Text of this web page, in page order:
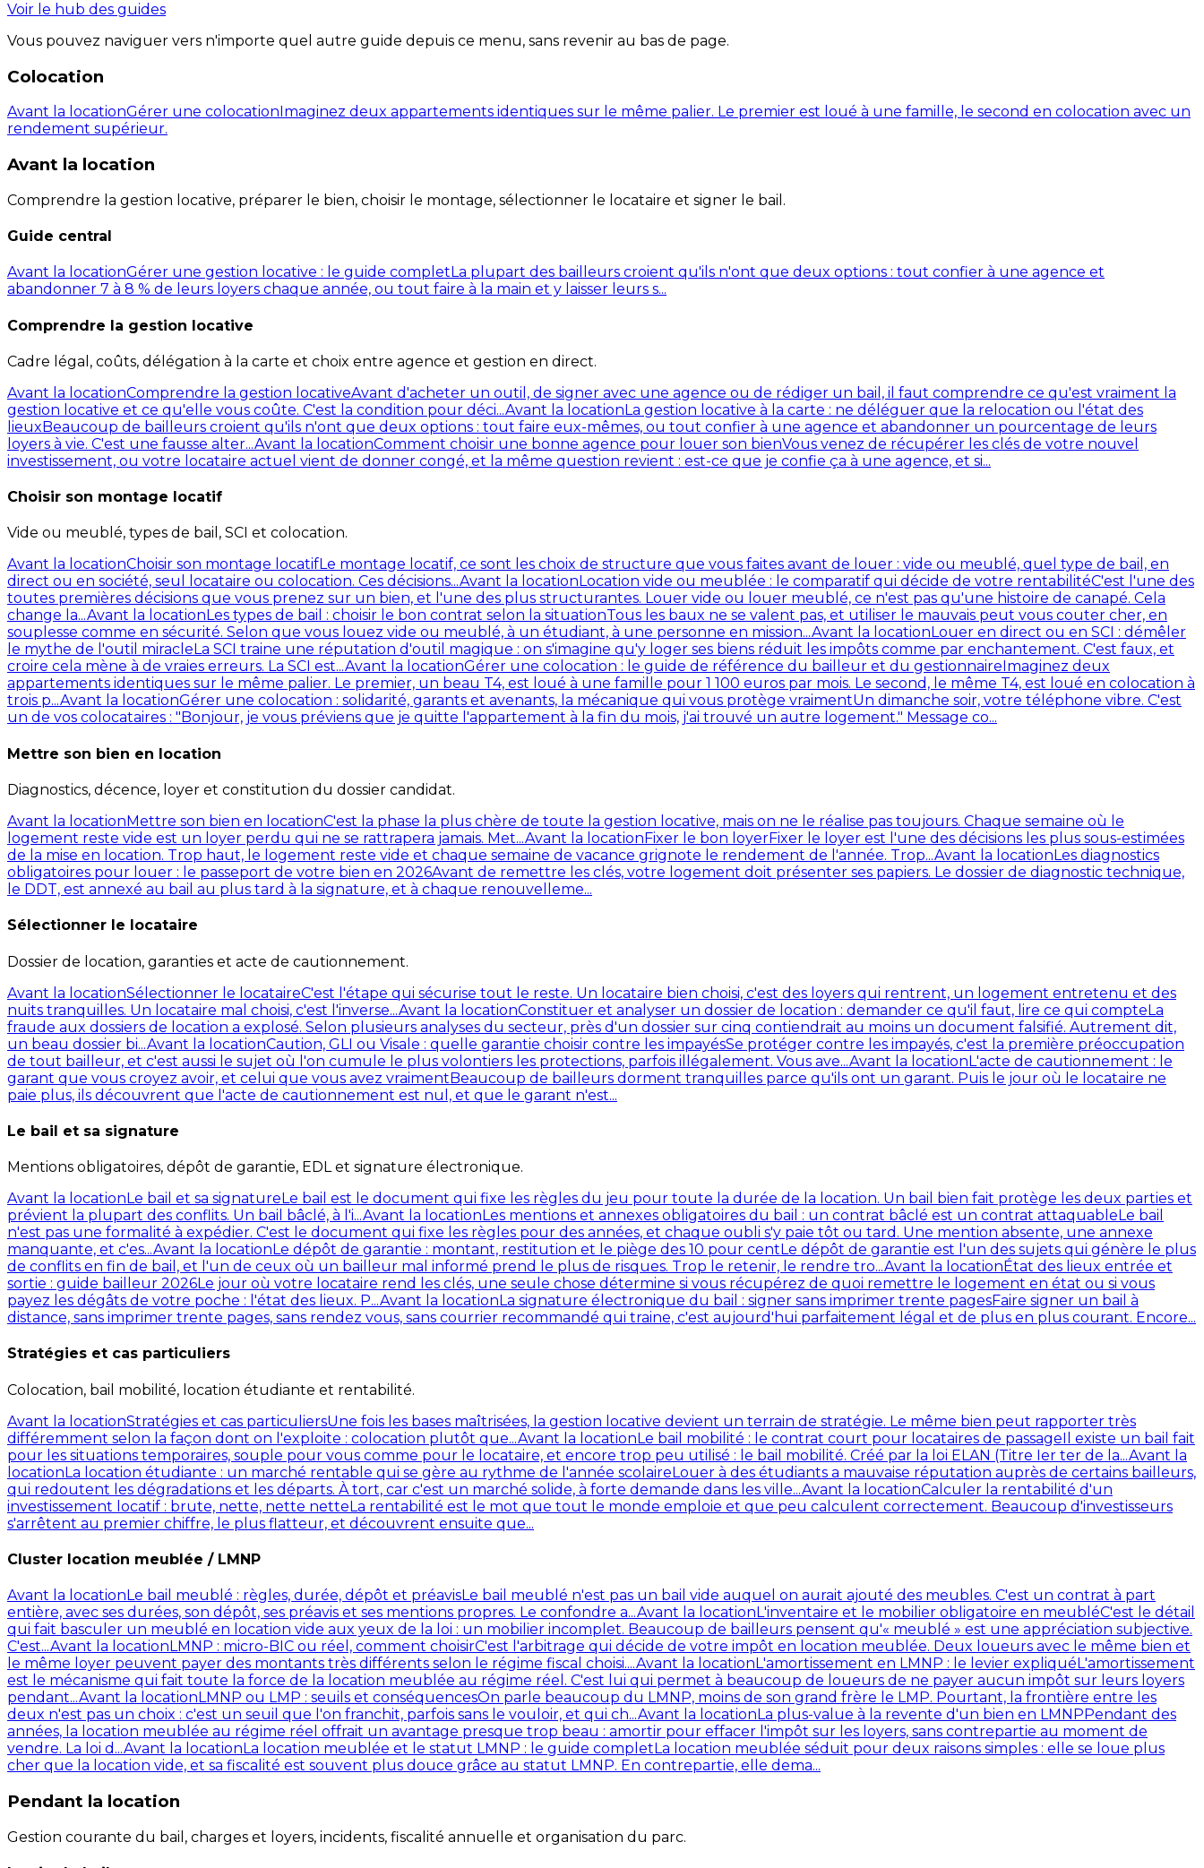
Voir le hub des guides
Vous pouvez naviguer vers n'importe quel autre guide depuis ce menu, sans revenir au bas de page.
Colocation
Avant la locationGérer une colocation Imaginez deux appartements identiques sur le même palier. Le premier est loué à une famille, le second en colocation avec un
rendement supérieur.
Avant la location
Comprendre la gestion locative, préparer le bien, choisir le montage, sélectionner le locataire et signer le bail.
Guide central
Avant la locationGérer une gestion locative : le guide complet La plupart des bailleurs croient qu'ils n'ont que deux options : tout confier à une agence et
abandonner 7 à 8 % de leurs loyers chaque année, ou tout faire à la main et y laisser leurs s...
Comprendre la gestion locative
Cadre légal, coûts, délégation à la carte et choix entre agence et gestion en direct.
Avant la locationComprendre la gestion locativeAvant d'acheter un outil, de signer avec une agence ou de rédiger un bail, il faut comprendre ce qu'est vraiment la
gestion locative et ce qu'elle vous coûte. C'est la condition pour déci...Avant la locationLa gestion locative à la carte : ne déléguer que la relocation ou l'état des
lieuxBeaucoup de bailleurs croient qu'ils n'ont que deux options : tout faire eux-mêmes, ou tout confier à une agence et abandonner un pourcentage de leurs
loyers à vie. C'est une fausse alter...Avant la locationComment choisir une bonne agence pour louer son bienVous venez de récupérer les clés de votre nouvel
investissement, ou votre locataire actuel vient de donner congé, et la même question revient : est-ce que je confie ça à une agence, et si...
Choisir son montage locatif
Vide ou meublé, types de bail, SCI et colocation.
Avant la locationChoisir son montage locatifLe montage locatif, ce sont les choix de structure que vous faites avant de louer : vide ou meublé, quel type de bail, en
direct ou en société, seul locataire ou colocation. Ces décisions...Avant la location Location vide ou meublée : le comparatif qui décide de votre rentabilitéC'est l'une des
toutes premières décisions que vous prenez sur un bien, et l'une des plus structurantes. Louer vide ou louer meublé, ce n'est pas qu'une histoire de canapé. Cela
change la...Avant la location Les types de bail : choisir le bon contrat selon la situationTous les baux ne se valent pas, et utiliser le mauvais peut vous couter cher, en
souplesse comme en sécurité. Selon que vous louez vide ou meublé, à un étudiant, à une personne en mission...Avant la location Louer en direct ou en SCI : démêler
le mythe de l'outil miracle La SCI traine une réputation d'outil magique : on s'imagine qu'y loger ses biens réduit les impôts comme par enchantement. C'est faux, et
croire cela mène à de vraies erreurs. La SCI est...Avant la locationGérer une colocation : le guide de référence du bailleur et du gestionnaire Imaginez deux
appartements identiques sur le même palier. Le premier, un beau T4, est loué à une famille pour 1 100 euros par mois. Le second, le même T4, est loué en colocation à
trois p...Avant la locationGérer une colocation : solidarité, garants et avenants, la mécanique qui vous protège vraimentUn dimanche soir, votre téléphone vibre. C'est
un de vos colocataires : "Bonjour, je vous préviens que je quitte l'appartement à la fin du mois, j'ai trouvé un autre logement." Message co...
Mettre son bien en location
Diagnostics, décence, loyer et constitution du dossier candidat.
Avant la locationMettre son bien en locationC'est la phase la plus chère de toute la gestion locative, mais on ne le réalise pas toujours. Chaque semaine où le
logement reste vide est un loyer perdu qui ne se rattrapera jamais. Met...Avant la locationFixer le bon loyerFixer le loyer est l'une des décisions les plus sous-estimées
de la mise en location. Trop haut, le logement reste vide et chaque semaine de vacance grignote le rendement de l'année. Trop...Avant la locationLes diagnostics
obligatoires pour louer : le passeport de votre bien en 2026Avant de remettre les clés, votre logement doit présenter ses papiers. Le dossier de diagnostic technique,
le DDT, est annexé au bail au plus tard à la signature, et à chaque renouvelleme...
Sélectionner le locataire
Dossier de location, garanties et acte de cautionnement.
Avant la locationSélectionner le locataireC'est l'étape qui sécurise tout le reste. Un locataire bien choisi, c'est des loyers qui rentrent, un logement entretenu et des
nuits tranquilles. Un locataire mal choisi, c'est l'inverse...Avant la locationConstituer et analyser un dossier de location : demander ce qu'il faut, lire ce qui compteLa
fraude aux dossiers de location a explosé. Selon plusieurs analyses du secteur, près d'un dossier sur cinq contiendrait au moins un document falsifié. Autrement dit,
un beau dossier bi...Avant la locationCaution, GLI ou Visale : quelle garantie choisir contre les impayésSe protéger contre les impayés, c'est la première préoccupation
de tout bailleur, et c'est aussi le sujet où l'on cumule le plus volontiers les protections, parfois illégalement. Vous ave...Avant la locationL'acte de cautionnement : le
garant que vous croyez avoir, et celui que vous avez vraimentBeaucoup de bailleurs dorment tranquilles parce qu'ils ont un garant. Puis le jour où le locataire ne
paie plus, ils découvrent que l'acte de cautionnement est nul, et que le garant n'est...
Le bail et sa signature
Mentions obligatoires, dépôt de garantie, EDL et signature électronique.
Avant la locationLe bail et sa signatureLe bail est le document qui fixe les règles du jeu pour toute la durée de la location. Un bail bien fait protège les deux parties et
prévient la plupart des conflits. Un bail bâclé, à l'i...Avant la locationLes mentions et annexes obligatoires du bail : un contrat bâclé est un contrat attaquableLe bail
n'est pas une formalité à expédier. C'est le document qui fixe les règles pour des années, et chaque oubli s'y paie tôt ou tard. Une mention absente, une annexe
manquante, et c'es...Avant la locationLe dépôt de garantie : montant, restitution et le piège des 10 pour centLe dépôt de garantie est l'un des sujets qui génère le plus
de conflits en fin de bail, et l'un de ceux où un bailleur mal informé prend le plus de risques. Trop le retenir, le rendre tro...Avant la locationÉtat des lieux entrée et
sortie : guide bailleur 2026Le jour où votre locataire rend les clés, une seule chose détermine si vous récupérez de quoi remettre le logement en état ou si vous
payez les dégâts de votre poche : l'état des lieux. P...Avant la locationLa signature électronique du bail : signer sans imprimer trente pagesFaire signer un bail à
distance, sans imprimer trente pages, sans rendez vous, sans courrier recommandé qui traine, c'est aujourd'hui parfaitement légal et de plus en plus courant. Encore...
Stratégies et cas particuliers
Colocation, bail mobilité, location étudiante et rentabilité.
Avant la locationStratégies et cas particuliersUne fois les bases maîtrisées, la gestion locative devient un terrain de stratégie. Le même bien peut rapporter très
différemment selon la façon dont on l'exploite : colocation plutôt que...Avant la locationLe bail mobilité : le contrat court pour locataires de passageIl existe un bail fait
pour les situations temporaires, souple pour vous comme pour le locataire, et encore trop peu utilisé : le bail mobilité. Créé par la loi ELAN (Titre Ier ter de la...Avant la
locationLa location étudiante : un marché rentable qui se gère au rythme de l'année scolaireLouer à des étudiants a mauvaise réputation auprès de certains bailleurs,
qui redoutent les dégradations et les départs. À tort, car c'est un marché solide, à forte demande dans les ville...Avant la locationCalculer la rentabilité d'un
investissement locatif : brute, nette, nette netteLa rentabilité est le mot que tout le monde emploie et que peu calculent correctement. Beaucoup d'investisseurs
s'arrêtent au premier chiffre, le plus flatteur, et découvrent ensuite que...
Cluster location meublée / LMNP
Avant la locationLe bail meublé : règles, durée, dépôt et préavisLe bail meublé n'est pas un bail vide auquel on aurait ajouté des meubles. C'est un contrat à part
entière, avec ses durées, son dépôt, ses préavis et ses mentions propres. Le confondre a...Avant la locationL'inventaire et le mobilier obligatoire en meubléC'est le détail
qui fait basculer un meublé en location vide aux yeux de la loi : un mobilier incomplet. Beaucoup de bailleurs pensent qu'« meublé » est une appréciation subjective.
C'est...Avant la locationLMNP : micro-BIC ou réel, comment choisirC'est l'arbitrage qui décide de votre impôt en location meublée. Deux loueurs avec le même bien et
le même loyer peuvent payer des montants très différents selon le régime fiscal choisi....Avant la locationL'amortissement en LMNP : le levier expliquéL'amortissement
est le mécanisme qui fait toute la force de la location meublée au régime réel. C'est lui qui permet à beaucoup de loueurs de ne payer aucun impôt sur leurs loyers
pendant...Avant la locationLMNP ou LMP : seuils et conséquencesOn parle beaucoup du LMNP, moins de son grand frère le LMP. Pourtant, la frontière entre les
deux n'est pas un choix : c'est un seuil que l'on franchit, parfois sans le vouloir, et qui ch...Avant la locationLa plus-value à la revente d'un bien en LMNPPendant des
années, la location meublée au régime réel offrait un avantage presque trop beau : amortir pour effacer l'impôt sur les loyers, sans contrepartie au moment de
vendre. La loi d...Avant la locationLa location meublée et le statut LMNP : le guide completLa location meublée séduit pour deux raisons simples : elle se loue plus
cher que la location vide, et sa fiscalité est souvent plus douce grâce au statut LMNP. En contrepartie, elle dema...
Pendant la location
Gestion courante du bail, charges et loyers, incidents, fiscalité annuelle et organisation du parc.